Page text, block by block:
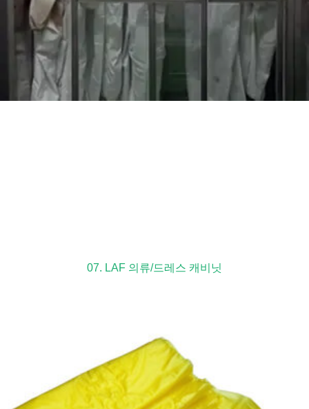
07. LAF 의류/드레스 캐비닛